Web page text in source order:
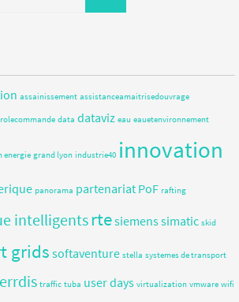
assainissement assistanceamaitrisedouvrage
data dataviz eau eauetenvironnement
energie grand lyon industrie40 innovation
panorama partenariat PoF rafting
intelligentsrtesiemenssimatic skid
gridssoftaventure stella systemes de transport
traffic tuba user days virtualization vmware wifi